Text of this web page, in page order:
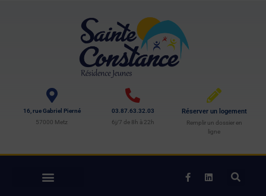
16, rue Gabriel Pierné
57000 Metz
03.87.63.32.03
6j/7 de 8h à 22h
Réserver un logement
Remplir un dossier en
ligne